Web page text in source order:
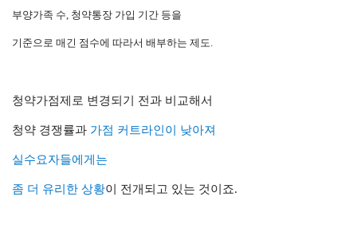
부양가족 수, 청약통장 가입 기간 등을
기준으로 매긴 점수에 따라서 배부하는 제도.
청약가점제로 변경되기 전과 비교해서
청약 경쟁률과 가점 커트라인이 낮아져
실수요자들에게는
좀 더 유리한 상황이 전개되고 있는 것이죠.